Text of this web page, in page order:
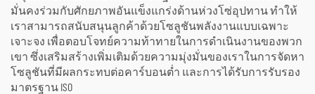
มั่นคงร่วมกับศักยภาพอันแข็งแกร่งด้านห่วงโซ่อุปทาน ทำให้
เราสามารถสนับสนุนลูกค้าด้วยโซลูชันพลังงานแบบเฉพาะ
เจาะจง เพื่อตอบโจทย์ความท้าทายในการดำเนินงานของพวก
เขา ซึ่งเสริมสร้างเพิ่มเติมด้วยความมุ่งมั่นของเราในการจัดหา
โซลูชันที่มีผลกระทบต่อคาร์บอนต่ำ และการได้รับการรับรอง
มาตรฐาน ISO